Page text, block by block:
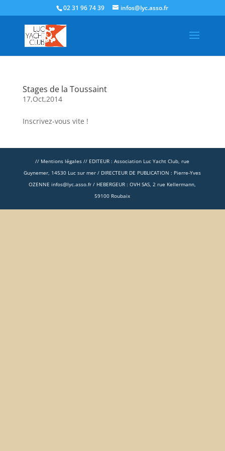
02 31 96 74 39 infos@lyc.asso.fr
Stages de la Toussaint
17,Oct,2014
Inscrivez-vous vite !
// Mentions légales // EDITEUR : Association Luc Yacht Club, rue
Guynemer, 14530 Luc sur mer / DIRECTEUR DE PUBLICATION : Pierre-Yves
OZENNE infos@lyc.asso.fr / HEBERGEUR : OVH SAS, 2 rue Kellermann,
59100 Roubaix